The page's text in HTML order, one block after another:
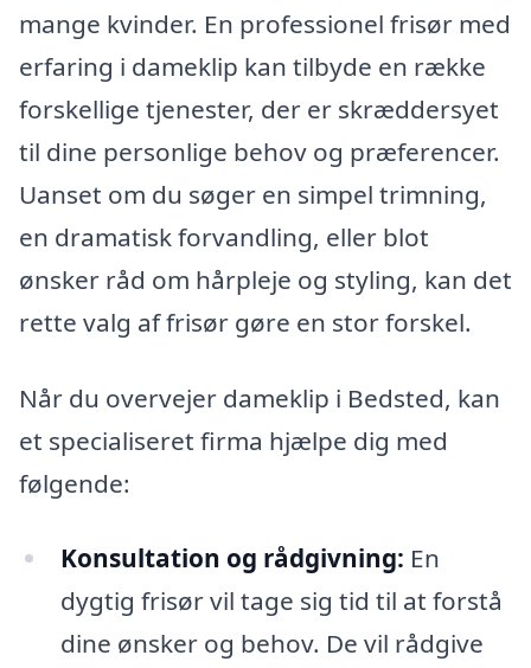
mange kvinder. En professionel frisør med
erfaring i dameklip kan tilbyde en række
forskellige tjenester, der er skræddersyet
til dine personlige behov og præferencer.
Uanset om du søger en simpel trimning,
en dramatisk forvandling, eller blot
ønsker råd om hårpleje og styling, kan det
rette valg af frisør gøre en stor forskel.
Når du overvejer dameklip i Bedsted, kan
et specialiseret firma hjælpe dig med
følgende:
Konsultation og rådgivning: En
dygtig frisør vil tage sig tid til at forstå
dine ønsker og behov. De vil rådgive